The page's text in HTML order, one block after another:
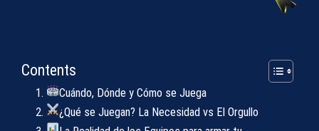
Contents
Cuándo, Dónde y Cómo se Juega
¿Qué se Juegan? La Necesidad vs El Orgullo